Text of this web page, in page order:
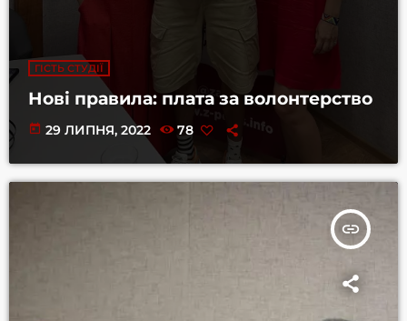
ГІСТЬ СТУДІЇ
Нові правила: плата за волонтерство
today 29 ЛИПНЯ, 2022 78
insert_link